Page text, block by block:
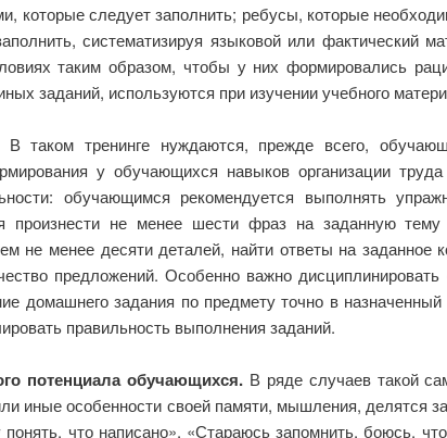
которые следует заполнить; ребусы, которые
систематизируя языковой или фактический
таким образом, чтобы у них формировались
заданий, используются при изучении учебного
В таком тренинге нуждаются, прежде всего,
у обучающихся навыков организации
обучающимся рекомендуется выполнять
произнести не менее шести фраз на заданную
не менее десяти деталей, найти ответы на заданное
предложений. Особенно важно
домашнего задания по предмету точно в
правильность выполнения заданий.
потенциала обучающихся. В ряде случаев такой
иные особенности своей памяти, мышления, делятся
что написано», «Стараюсь запомнить, боюсь,